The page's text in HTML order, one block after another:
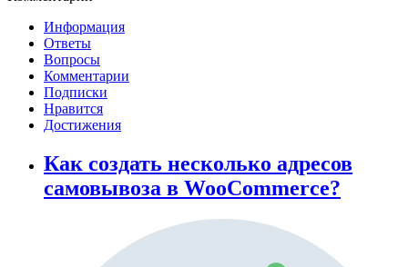
Информация
Ответы
Вопросы
Комментарии
Подписки
Нравится
Достижения
Как создать несколько адресов
самовывоза в WooCommerce?